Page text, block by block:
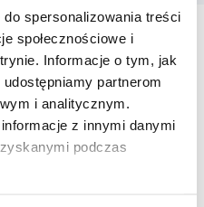
spersonalizowania treści
społecznościowe i
Informacje o tym, jak
partnerom
i analitycznym.
z innymi danymi
podczas